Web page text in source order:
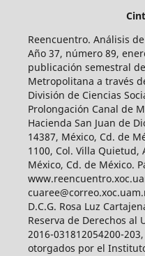
Reencuentro. Análisis
Año 37, número 89,
publicación semestral
Metropolitana a través
División de Ciencias
Prolongación Canal de
Hacienda San Juan de
14387, México, Cd. de
1100, Col. Villa Quietud,
México, Cd. de México.
D.C.G. Rosa Luz
Reserva de Derechos al
2016-031812054200-
otorgados por el